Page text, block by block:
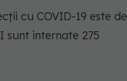
cu COVID-19 este de
sunt internate 275